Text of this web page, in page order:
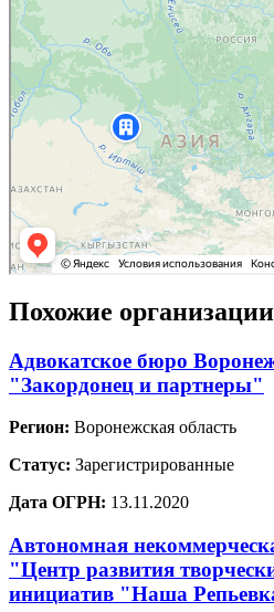
Похожие организации
Адвокатское бюро
"Закордонец и партнеры"
Регион: Воронежская область
Статус: Зарегистрированные
Дата ОГРН: 13.11.2020
Автономная
"Центр развития
инициатив "Наша